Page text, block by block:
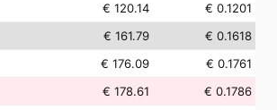
€ 120.14
€ 0.1201
€ 161.79
€ 0.1618
€ 176.09
€ 0.1761
€ 178.61
€ 0.1786